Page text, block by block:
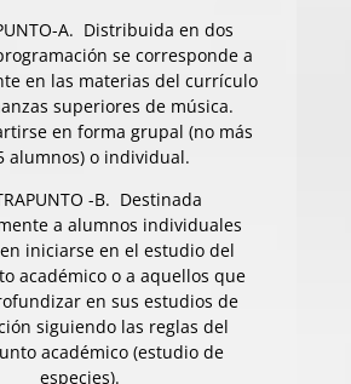
A. Distribuida en dos
se corresponde a
en las materias del currículo
superiores de música.
en forma grupal (no más
alumnos) o individual.
-B. Destinada
a alumnos individuales
iniciarse en el estudio del
académico o a aquellos que
en sus estudios de
siguiendo las reglas del
académico (estudio de
especies).